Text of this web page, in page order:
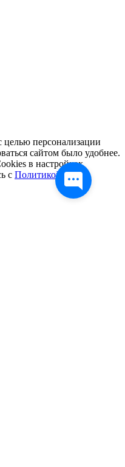
целью персонализации
сайтом было удобнее.
в настройках
с Политикой